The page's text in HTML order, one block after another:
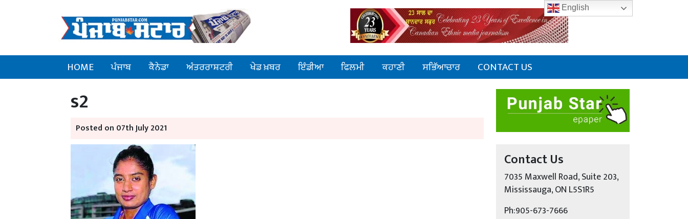
HOME ਪੰਜਾਬ ਕੈਨੇਡਾ ਅੰਤਰਰਾਸ਼ਟਰੀ ਖੇਡ ਖ਼ਬਰ ਇੰਡੀਆ ਫਿਲਮੀ ਕਹਾਣੀ ਸਭਿੱਆਚਾਰ CONTACT US
s2
Posted on 07th July 2021
Contact Us
7035 Maxwell Road, Suite 203,
Mississauga, ON L5S1R5
Ph:905-673-7666
English